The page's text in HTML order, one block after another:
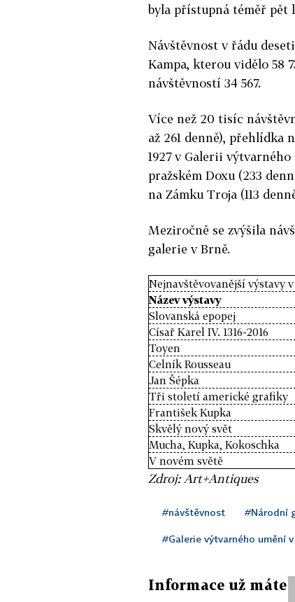
byla přístupná téměř pět
Návštěvnost v řádu
Kampa, kterou vidělo 58
návštěvností 34 567.
Více než 20 tisíc
až 261 denně), přehlídka
1927 v Galerii
pražském Doxu (233
na Zámku Troja (113
Meziročně se zvýšila
galerie v Brně.
Nejnavštěvovanější výstavy
Název výstavy
Slovanská epopej
Císař Karel IV. 1316-2016
Toyen
Celník Rousseau
Jan Šépka
Tři století americké grafiky
František Kupka
Skvělý nový svět
Mucha, Kupka, Kokoschka
V novém světě
Zdroj: Art+Antiques
#návštěvnost #Národní
#Galerie výtvarného umění
Informace už máte